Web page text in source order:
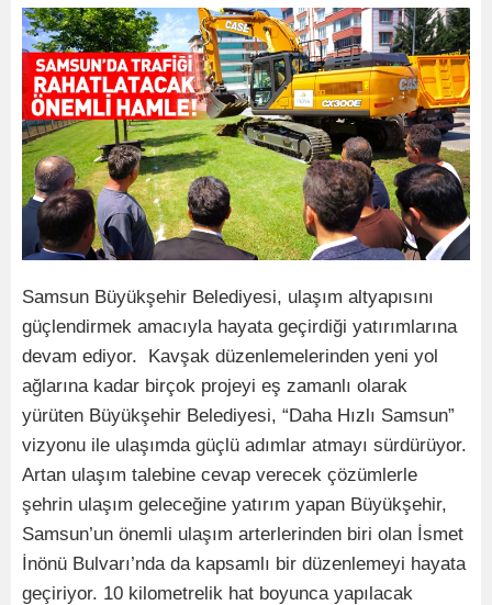
Samsun Büyükşehir Belediyesi, ulaşım altyapısını
güçlendirmek amacıyla hayata geçirdiği yatırımlarına
devam ediyor. Kavşak düzenlemelerinden yeni yol
ağlarına kadar birçok projeyi eş zamanlı olarak
yürüten Büyükşehir Belediyesi, “Daha Hızlı Samsun”
vizyonu ile ulaşımda güçlü adımlar atmayı sürdürüyor.
Artan ulaşım talebine cevap verecek çözümlerle
şehrin ulaşım geleceğine yatırım yapan Büyükşehir,
Samsun’un önemli ulaşım arterlerinden biri olan İsmet
İnönü Bulvarı’nda da kapsamlı bir düzenlemeyi hayata
geçiriyor. 10 kilometrelik hat boyunca yapılacak